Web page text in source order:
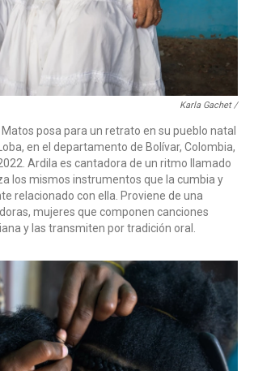
Karla Gachet /
posa para un retrato en su pueblo natal
en el departamento de Bolívar, Colombia,
Ardila es cantadora de un ritmo llamado
los mismos instrumentos que la cumbia y
relacionado con ella. Proviene de una
mujeres que componen canciones
y las transmiten por tradición oral.